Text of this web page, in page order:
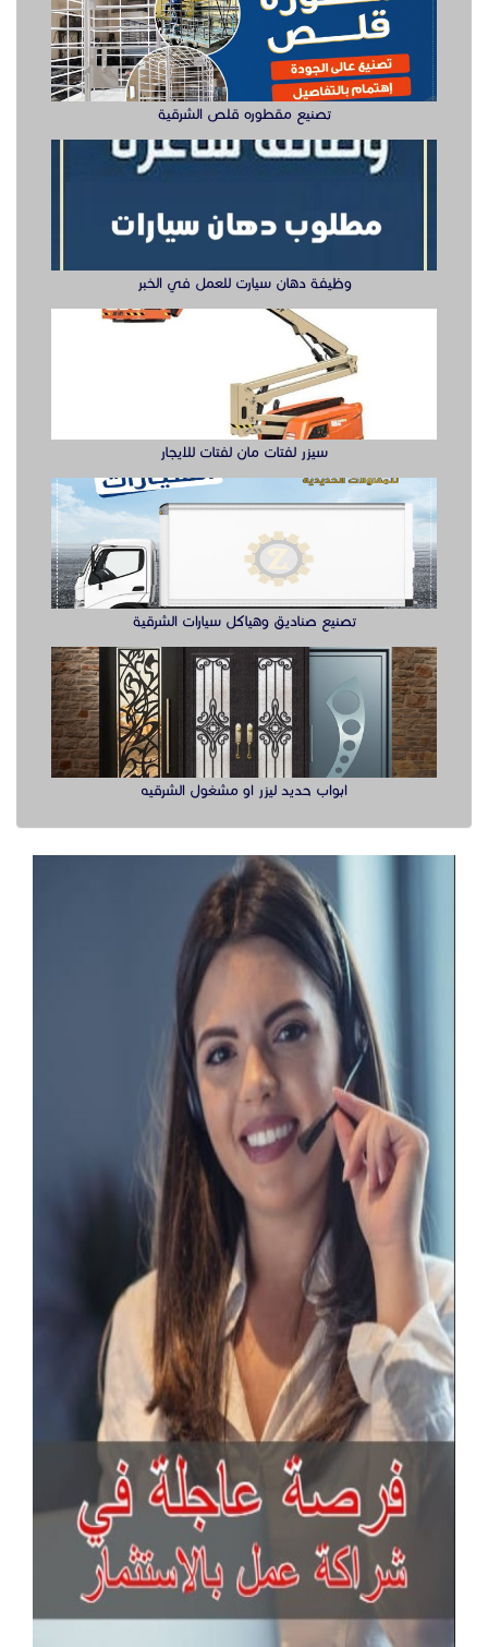
تصنيع مقطوره قلص الشرقية
وظيفة دهان سيارت للعمل في الخبر
سيزر لفتات مان لفتات للايجار
تصنيع صناديق وهياكل سيارات الشرقية
ابواب حديد ليزر او مشغول الشرقيه